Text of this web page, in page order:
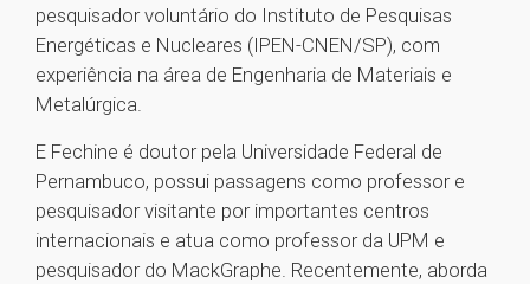
pesquisador voluntário do Instituto de Pesquisas
Energéticas e Nucleares (IPEN-CNEN/SP), com
experiência na área de Engenharia de Materiais e
Metalúrgica.
E Fechine é doutor pela Universidade Federal de
Pernambuco, possui passagens como professor e
pesquisador visitante por importantes centros
internacionais e atua como professor da UPM e
pesquisador do MackGraphe. Recentemente, aborda